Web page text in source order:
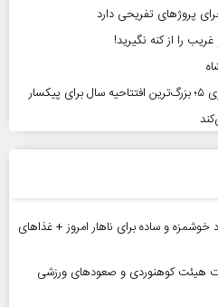
پروژهای تفریحی دارد
را از کنه نگیرید!
کنم؟ | ۲۰ پیشنهاد خوشمزه و ساده برای ناهار امروز + غذاهای
هیئت کوهنوردی و صعودهای ورزشی